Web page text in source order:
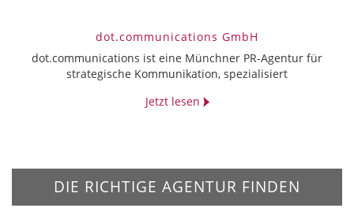
dot.communications GmbH
dot.communications ist eine Münchner PR-Agentur für
strategische Kommunikation, spezialisiert
Jetzt lesen
DIE RICHTIGE AGENTUR FINDEN